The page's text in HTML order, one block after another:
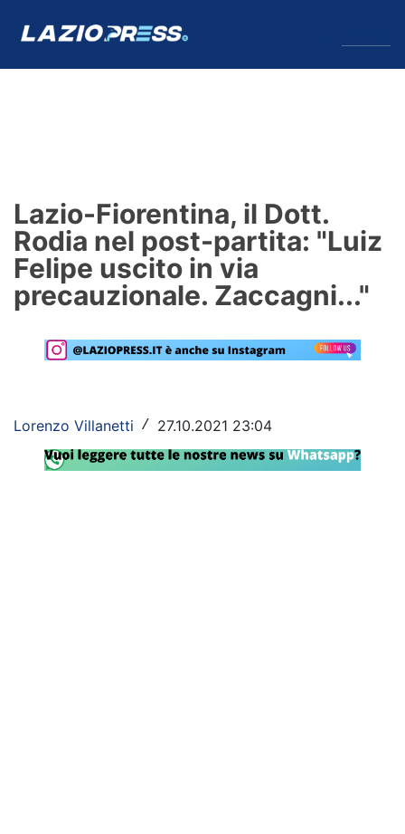
Formello
Infortuni
Primavera
Calciomercato
Rassegna Lazio
Social
Lazio-Fiorentina, il Dott.
Rodia nel post-partita: "Luiz
Felipe uscito in via
precauzionale. Zaccagni..."
Lorenzo Villanetti / 27.10.2021 23:04